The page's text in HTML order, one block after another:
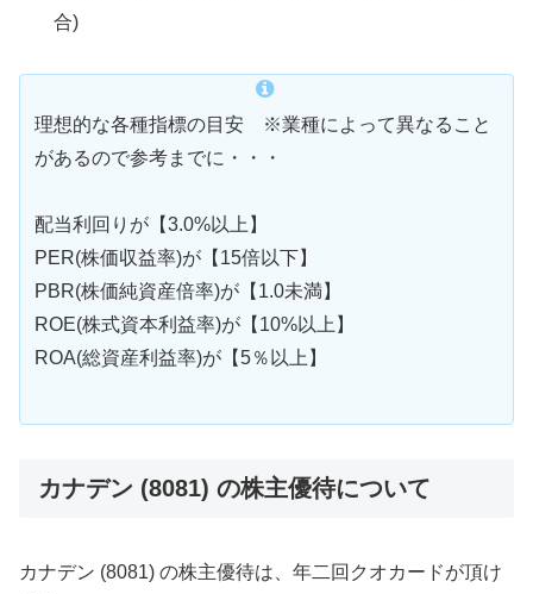
合)
理想的な各種指標の目安 ※業種によって異なること
があるので参考までに・・・
配当利回りが【3.0%以上】
PER(株価収益率)が【15倍以下】
PBR(株価純資産倍率)が【1.0未満】
ROE(株式資本利益率)が【10%以上】
ROA(総資産利益率)が【5％以上】
カナデン (8081) の株主優待について
カナデン (8081) の株主優待は、年二回クオカードが頂け